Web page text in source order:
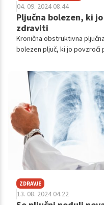
04. 09. 2024 08.44
Pljučna bolezen, ki
zdraviti
Kronična obstruktivna
bolezen pljuč, ki jo povzroči
dihalnih poteh, ki omejujejo
omejen pretok zraka je
vključujejo težave z
se izloča sluz, in zategnjen,
piskajoče dihanje.
ZDRAVJE
13. 08. 2024 04.22